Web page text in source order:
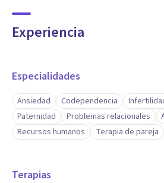
Experiencia
Especialidades
Ansiedad Codependencia
Paternidad
Problemas relacionales
Recursos humanos
Terapia de pareja
Terapias